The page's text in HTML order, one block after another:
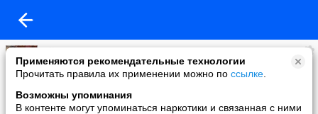
Применяются рекомендательные технологии
Прочитать правила их применении можно по ссылке
Возможны упоминания
В контенте могут упоминаться наркотики и связанная с ними
Djim
added a photo
01 Sep в 20:58